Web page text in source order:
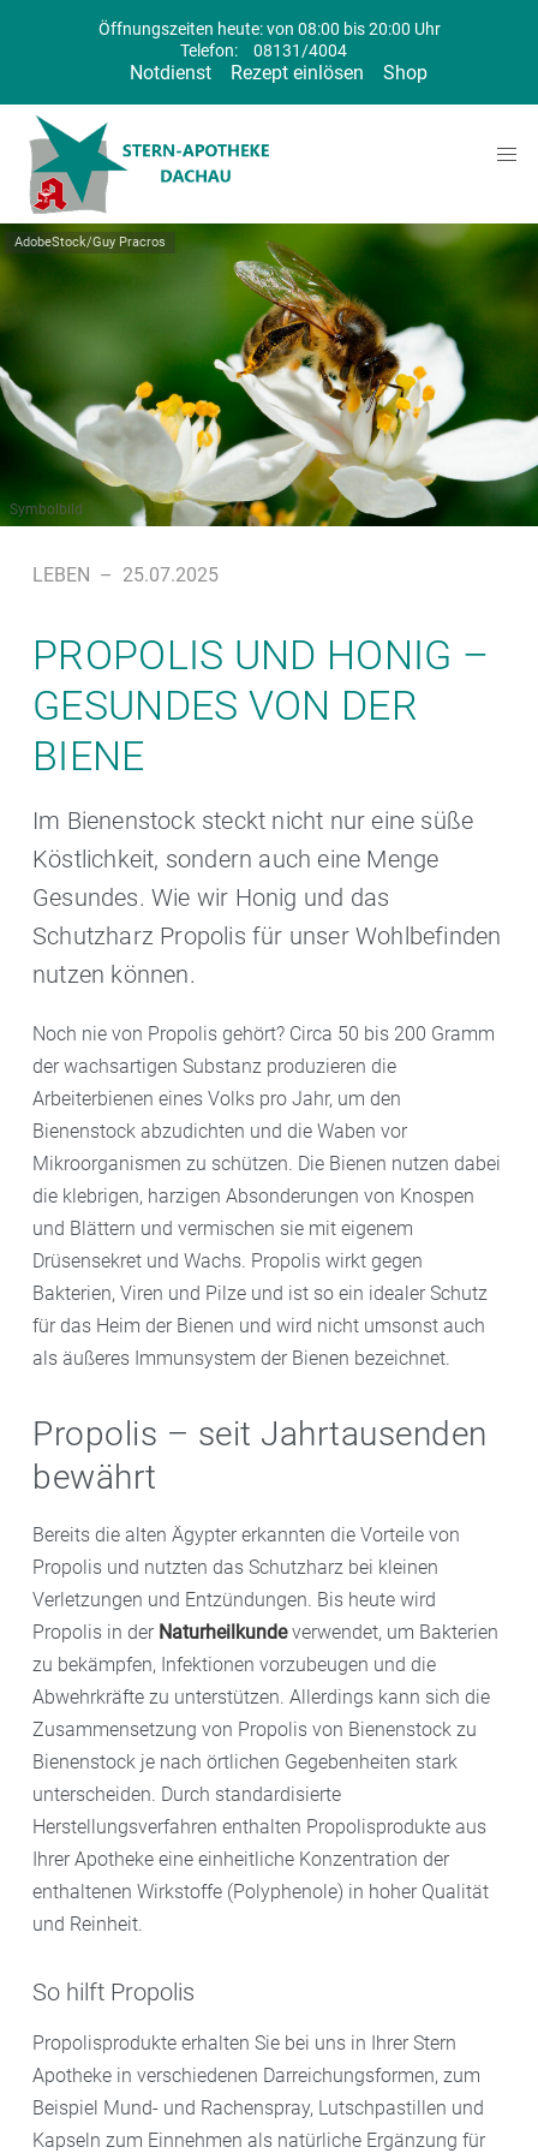
Öffnungszeiten heute: von 08:00 bis 20:00 Uhr
Telefon:
08131/4004
Notdienst Rezept einlösen Shop
AdobeStock/Guy Pracros
Symbolbild
LEBEN – 25.07.2025
PROPOLIS UND HONIG –
GESUNDES VON DER
BIENE
Im Bienenstock steckt nicht nur eine süße
Köstlichkeit, sondern auch eine Menge
Gesundes. Wie wir Honig und das
Schutzharz Propolis für unser Wohlbefinden
nutzen können.
Noch nie von Propolis gehört? Circa 50 bis 200 Gramm
der wachsartigen Substanz produzieren die
Arbeiterbienen eines Volks pro Jahr, um den
Bienenstock abzudichten und die Waben vor
Mikroorganismen zu schützen. Die Bienen nutzen dabei
die klebrigen, harzigen Absonderungen von Knospen
und Blättern und vermischen sie mit eigenem
Drüsensekret und Wachs. Propolis wirkt gegen
Bakterien, Viren und Pilze und ist so ein idealer Schutz
für das Heim der Bienen und wird nicht umsonst auch
als äußeres Immunsystem der Bienen bezeichnet.
Propolis – seit Jahrtausenden
bewährt
Bereits die alten Ägypter erkannten die Vorteile von
Propolis und nutzten das Schutzharz bei kleinen
Verletzungen und Entzündungen. Bis heute wird
Propolis in der Naturheilkundeverwendet, um Bakterien
zu bekämpfen, Infektionen vorzubeugen und die
Abwehrkräfte zu unterstützen. Allerdings kann sich die
Zusammensetzung von Propolis von Bienenstock zu
Bienenstock je nach örtlichen Gegebenheiten stark
unterscheiden. Durch standardisierte
Herstellungsverfahren enthalten Propolisprodukte aus
Ihrer Apotheke eine einheitliche Konzentration der
enthaltenen Wirkstoffe (Polyphenole) in hoher Qualität
und Reinheit.
So hilft Propolis
Propolisprodukte erhalten Sie bei uns in Ihrer Stern
Apotheke in verschiedenen Darreichungsformen, zum
Beispiel Mund- und Rachenspray, Lutschpastillen und
Kapseln zum Einnehmen als natürliche Ergänzung für